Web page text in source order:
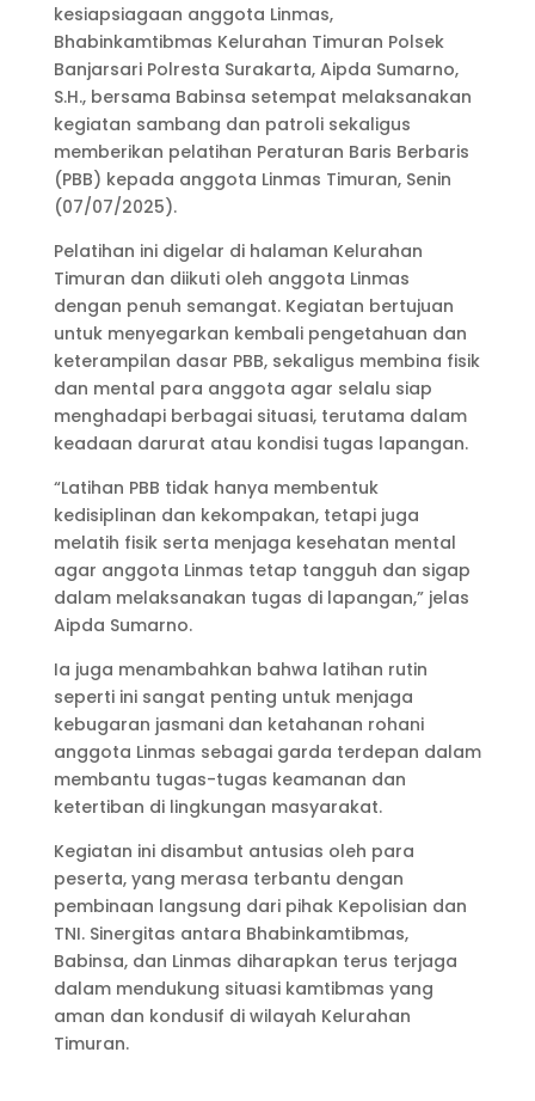
kesiapsiagaan anggota Linmas,
Bhabinkamtibmas Kelurahan Timuran Polsek
Banjarsari Polresta Surakarta, Aipda Sumarno,
S.H., bersama Babinsa setempat melaksanakan
kegiatan sambang dan patroli sekaligus
memberikan pelatihan Peraturan Baris Berbaris
(PBB) kepada anggota Linmas Timuran, Senin
(07/07/2025).
Pelatihan ini digelar di halaman Kelurahan
Timuran dan diikuti oleh anggota Linmas
dengan penuh semangat. Kegiatan bertujuan
untuk menyegarkan kembali pengetahuan dan
keterampilan dasar PBB, sekaligus membina fisik
dan mental para anggota agar selalu siap
menghadapi berbagai situasi, terutama dalam
keadaan darurat atau kondisi tugas lapangan.
“Latihan PBB tidak hanya membentuk
kedisiplinan dan kekompakan, tetapi juga
melatih fisik serta menjaga kesehatan mental
agar anggota Linmas tetap tangguh dan sigap
dalam melaksanakan tugas di lapangan,” jelas
Aipda Sumarno.
Ia juga menambahkan bahwa latihan rutin
seperti ini sangat penting untuk menjaga
kebugaran jasmani dan ketahanan rohani
anggota Linmas sebagai garda terdepan dalam
membantu tugas-tugas keamanan dan
ketertiban di lingkungan masyarakat.
Kegiatan ini disambut antusias oleh para
peserta, yang merasa terbantu dengan
pembinaan langsung dari pihak Kepolisian dan
TNI. Sinergitas antara Bhabinkamtibmas,
Babinsa, dan Linmas diharapkan terus terjaga
dalam mendukung situasi kamtibmas yang
aman dan kondusif di wilayah Kelurahan
Timuran.